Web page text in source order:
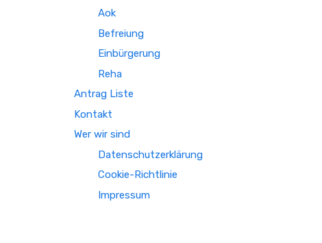
Aok
Befreiung
Einbürgerung
Reha
Antrag Liste
Kontakt
Wer wir sind
Datenschutzerklärung
Cookie-Richtlinie
Impressum